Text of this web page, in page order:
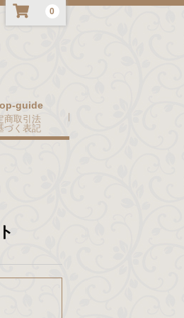
0
商取引法
づく表記